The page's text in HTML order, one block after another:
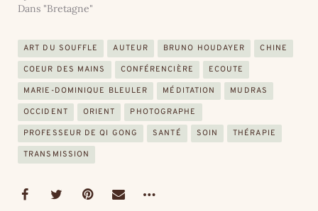
Dans "Bretagne"
ART DU SOUFFLE AUTEUR BRUNO HOUDAYER CHINE
COEUR DES MAINS CONFÉRENCIÈRE ECOUTE
MARIE-DOMINIQUE BLEULER MÉDITATION MUDRAS
OCCIDENT ORIENT PHOTOGRAPHE
PROFESSEUR DE QI GONG SANTÉ SOIN THÉRAPIE
TRANSMISSION